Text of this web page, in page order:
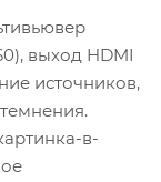
выход HDMI
источников,
в-